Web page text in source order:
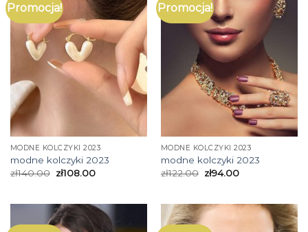
Promocja!
MODNE KOLCZYKI 2023
modne kolczyki 2023
zł140.00 zł108.00
Promocja!
MODNE KOLCZYKI 2023
modne kolczyki 2023
zł122.00 zł94.00